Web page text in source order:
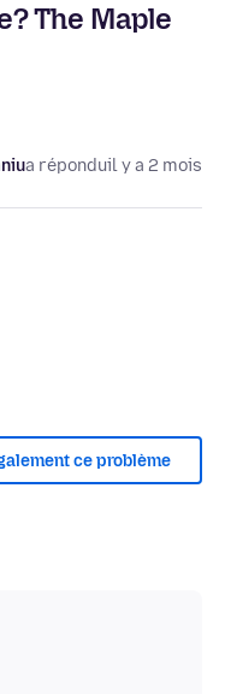
The Maple
a réponduil y a 2 mois
ce problème